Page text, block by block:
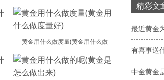
黄金用什么做度量(黄金用什么做
精彩文
最近黄金
有喜事送
中金黄金